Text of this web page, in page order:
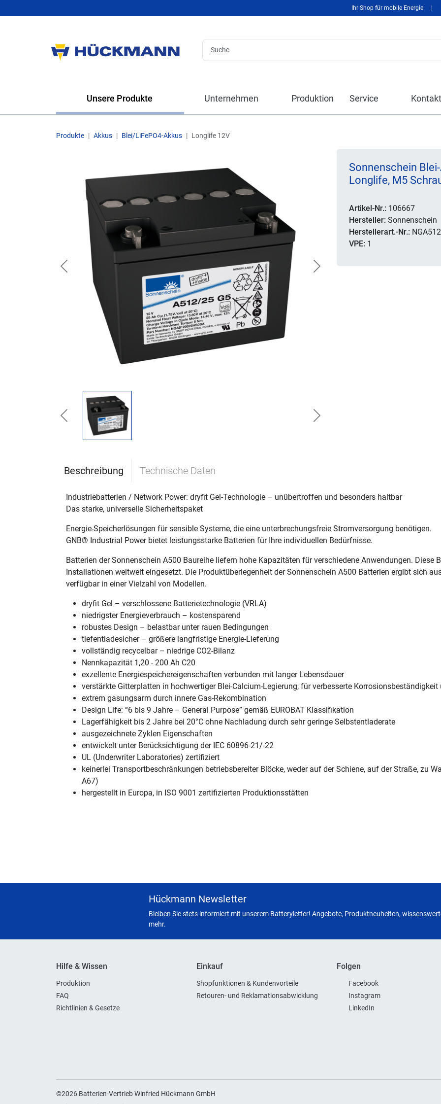
Ihr Shop für mobile Energie
Unsere Produkte Unternehmen Produktion Service Kontakt
Produkte Akkus Blei/LiFePO4-Akkus Longlife 12V
Previous Next
Previous Next
Sonnenschein
Longlife, M5
Artikel-Nr.: 106667
Hersteller: Sonnenschein
Herstellerart.-Nr.:
VPE: 1
Beschreibung Technische Daten
Industriebatterien / Network Power: dryfit Gel-Technologie – unübertroffen und besonders haltbar
Das starke, universelle Sicherheitspaket
Energie-Speicherlösungen für sensible Systeme, die eine unterbrechungsfreie Stromversorgung benötigen.
GNB® Industrial Power bietet leistungsstarke Batterien für Ihre individuellen Bedürfnisse.
Batterien der Sonnenschein A500 Baureihe liefern hohe Kapazitäten für verschiedene Anwendungen. Diese
Installationen weltweit eingesetzt. Die Produktüberlegenheit der Sonnenschein A500 Batterien ergibt sich
verfügbar in einer Vielzahl von Modellen.
dryfit Gel – verschlossene Batterietechnologie (VRLA)
niedrigster Energieverbrauch – kostensparend
robustes Design – belastbar unter rauen Bedingungen
tiefentladesicher – größere langfristige Energie-Lieferung
vollständig recycelbar – niedrige CO2-Bilanz
Nennkapazität 1,20 - 200 Ah C20
exzellente Energiespeichereigenschaften verbunden mit langer Lebensdauer
verstärkte Gitterplatten in hochwertiger Blei-Calcium-Legierung, für verbesserte
extrem gasungsarm durch innere Gas-Rekombination
Design Life: “6 bis 9 Jahre – General Purpose” gemäß EUROBAT Klassifikation
Lagerfähigkeit bis 2 Jahre bei 20°C ohne Nachladung durch sehr geringe Selbstentladerate
ausgezeichnete Zyklen Eigenschaften
entwickelt unter Berücksichtigung der IEC 60896-21/-22
UL (Underwriter Laboratories) zertifiziert
keinerlei Transportbeschränkungen betriebsbereiter Blöcke, weder auf der Schiene, auf der Straße, zu
A67)
hergestellt in Europa, in ISO 9001 zertifizierten Produktionsstätten
Hückmann Newsletter
Bleiben Sie stets informiert mit unserem Batteryletter! Angebote, Produktneuheiten,
mehr.
Hilfe & Wissen
Produktion
FAQ
Richtlinien & Gesetze
Einkauf
Shopfunktionen & Kundenvorteile
Retouren- und Reklamationsabwicklung
Folgen
Facebook
Instagram
LinkedIn
©2026 Batterien-Vertrieb Winfried Hückmann GmbH